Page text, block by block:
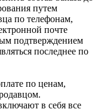
путем
по телефонам,
почте
подтверждением
последнее по
по ценам,
в себя все